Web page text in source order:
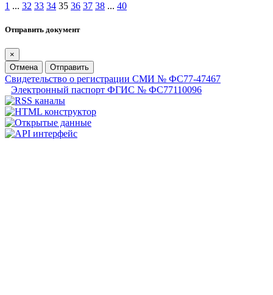
1 ... 32 33 34 35 36 37 38 ... 40
Отправить документ
×
Отмена
Отправить
Свидетельство о регистрации СМИ № ФС77-47467
Электронный паспорт ФГИС № ФС77110096